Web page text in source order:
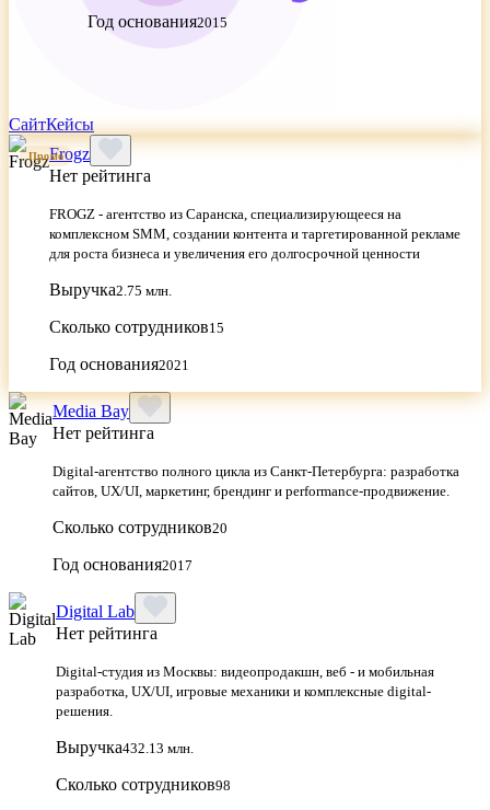
Год основания2015
СайтКейсы
ПромоFrogz
Нет рейтинга
FROGZ - агентство из Саранска, специализирующееся на
комплексном SMM, создании контента и таргетированной рекламе
для роста бизнеса и увеличения его долгосрочной ценности
Выручка2.75 млн.
Сколько сотрудников15
Год основания2021
Media Bay
Нет рейтинга
Digital‑агентство полного цикла из Санкт‑Петербурга: разработка
сайтов, UX/UI, маркетинг, брендинг и performance‑продвижение.
Сколько сотрудников20
Год основания2017
Digital Lab
Нет рейтинга
Digital-студия из Москвы: видеопродакшн, веб - и мобильная
разработка, UX/UI, игровые механики и комплексные digital-
решения.
Выручка432.13 млн.
Сколько сотрудников98